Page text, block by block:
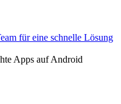
für eine schnelle Lösung
Apps auf Android